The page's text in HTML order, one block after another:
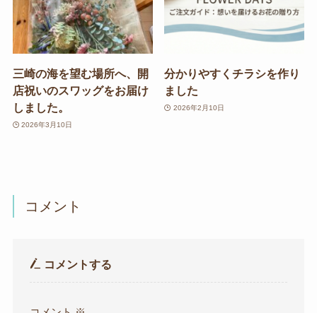
三崎の海を望む場所へ、開
店祝いのスワッグをお届け
しました。
2026年3月10日
分かりやすくチラシを作り
ました
2026年2月10日
コメント
コメントする